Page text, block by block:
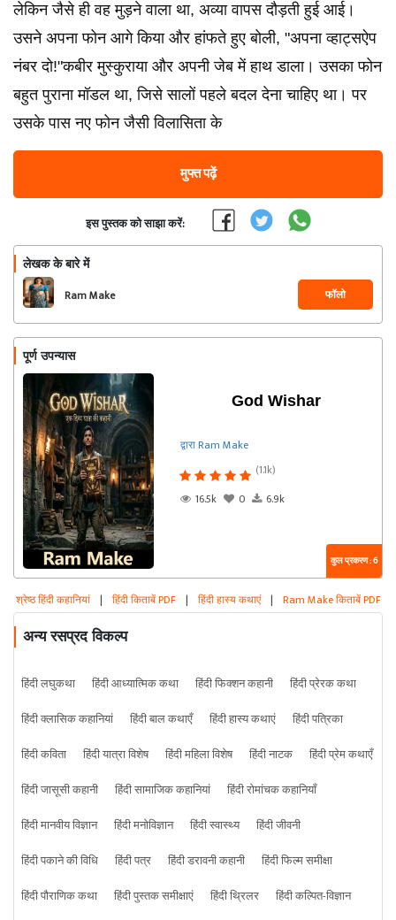
लेकिन जैसे ही वह मुड़ने वाला था, अव्या वापस दौड़ती हुई आई।
उसने अपना फोन आगे किया और हांफते हुए बोली, "अपना व्हाट्सऐप
नंबर दो!"कबीर मुस्कुराया और अपनी जेब में हाथ डाला। उसका फोन
बहुत पुराना मॉडल था, जिसे सालों पहले बदल देना चाहिए था। पर
उसके पास नए फोन जैसी विलासिता के
मुफ्त पढ़ें
इस पुस्तक को साझा करें:
लेखक के बारे में
Ram Make फॉलो
पूर्ण उपन्यास
God Wishar
द्वारा Ram Make
(1.1k)
16.5k
0 6.9k
कुल प्रकरण : 6
श्रेष्ठ हिंदी कहानियां | हिंदी किताबें PDF | हिंदी हास्य कथाएं | Ram Make किताबें PDF
अन्य रसप्रद विकल्प
हिंदी लघुकथा हिंदी आध्यात्मिक कथा हिंदी फिक्शन कहानी
हिंदी प्रेरक कथा
हिंदी क्लासिक कहानियां
हिंदी बाल कथाएँ हिंदी हास्य कथाएं
हिंदी पत्रिका
हिंदी कविता
हिंदी यात्रा विशेष हिंदी महिला विशेष हिंदी नाटक
हिंदी प्रेम कथाएँ
हिंदी जासूसी कहानी
हिंदी सामाजिक कहानियां
हिंदी रोमांचक कहानियाँ
हिंदी मानवीय विज्ञान
हिंदी मनोविज्ञान हिंदी स्वास्थ्य
हिंदी जीवनी
हिंदी पकाने की विधि
हिंदी पत्र हिंदी डरावनी कहानी
हिंदी फिल्म समीक्षा
हिंदी पौराणिक कथा
हिंदी पुस्तक समीक्षाएं हिंदी थ्रिलर हिंदी कल्पित-विज्ञान